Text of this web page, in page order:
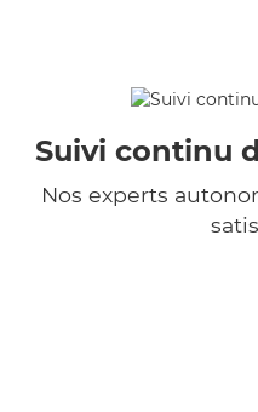
Suivi continu
Nos experts